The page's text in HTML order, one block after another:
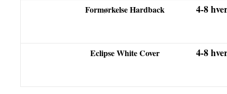
Formørkelse Hardback 4-8
Eclipse White Cover 4-8